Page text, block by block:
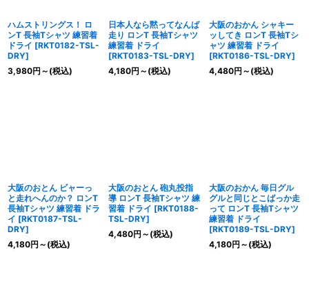
ハムストリングス！ ロ
ンT 長袖Tシャツ 練習着
ドライ [RKT0182-TSL-
DRY]
3,980円 ～ (税込)
日本人なら黙ってなんば
走り ロンT 長袖Tシャツ
練習着 ドライ
[RKT0183-TSL-DRY]
4,180円 ～ (税込)
大阪のおかん シャキー
ッしてき ロンT 長袖Tシ
ャツ 練習着 ドライ
[RKT0186-TSL-DRY]
4,480円 ～ (税込)
大阪のおとん ビャーっ
と走れへんのか？ ロンT
長袖Tシャツ 練習着 ドラ
イ [RKT0187-TSL-
DRY]
4,180円 ～ (税込)
大阪のおとん 砲丸投指
導 ロンT 長袖Tシャツ 練
習着 ドライ [RKT0188-
TSL-DRY]
4,480円 ～ (税込)
大阪のおかん 毎日グル
グルと同じとこばっか走
って ロンT 長袖Tシャツ
練習着 ドライ
[RKT0189-TSL-DRY]
4,180円 ～ (税込)